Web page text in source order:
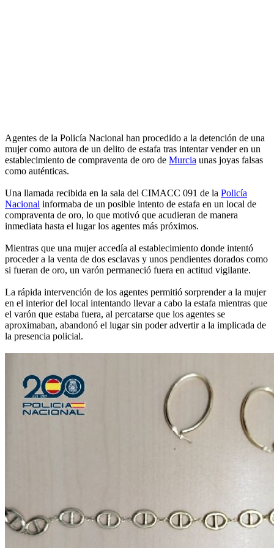
Agentes de la Policía Nacional han procedido a la detención de una
mujer como autora de un delito de estafa tras intentar vender en un
establecimiento de compraventa de oro de Murcia unas joyas falsas
como auténticas.
Una llamada recibida en la sala del CIMACC 091 de la Policía
Nacional informaba de un posible intento de estafa en un local de
compraventa de oro, lo que motivó que acudieran de manera
inmediata hasta el lugar los agentes más próximos.
Mientras que una mujer accedía al establecimiento donde intentó
proceder a la venta de dos esclavas y unos pendientes dorados como
si fueran de oro, un varón permaneció fuera en actitud vigilante.
La rápida intervención de los agentes permitió sorprender a la mujer
en el interior del local intentando llevar a cabo la estafa mientras que
el varón que estaba fuera, al percatarse que los agentes se
aproximaban, abandonó el lugar sin poder advertir a la implicada de
la presencia policial.